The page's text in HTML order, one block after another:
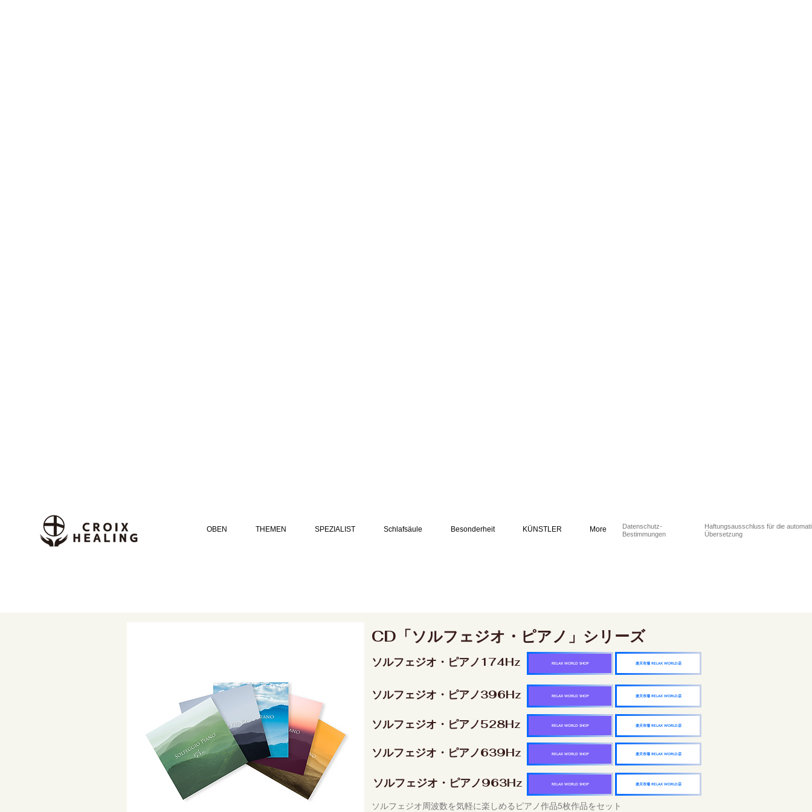
OBEN THEMEN SPEZIALIST Schlafsäule Besonderheit KÜNSTLER More
Datenschutz-
Bestimmungen
Haftungsausschluss für die
Übersetzung
CD「ソルフェジオ・ピアノ」シリーズ
ソルフェジオ・ピアノ174Hz 楽天市場 RELAX WORLD店
RELAX WORLD SHOP
ソルフェジオ・ピアノ396Hz 楽天市場 RELAX WORLD店
RELAX WORLD SHOP
ソルフェジオ・ピアノ528Hz 楽天市場 RELAX WORLD店
RELAX WORLD SHOP
ソルフェジオ・ピアノ639Hz 楽天市場 RELAX WORLD店
RELAX WORLD SHOP
ソルフェジオ・ピアノ963Hz 楽天市場 RELAX WORLD店
RELAX WORLD SHOP
ソルフェジオ周波数を気軽に楽しめるピアノ作品5枚作品をセット